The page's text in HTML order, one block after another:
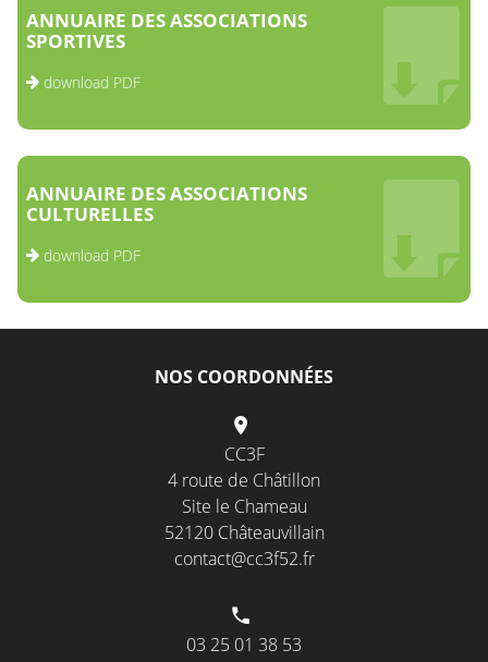
ANNUAIRE DES ASSOCIATIONS
SPORTIVES
download PDF
ANNUAIRE DES ASSOCIATIONS
CULTURELLES
download PDF
NOS COORDONNÉES
CC3F
4 route de Châtillon
Site le Chameau
52120 Châteauvillain
contact@cc3f52.fr
03 25 01 38 53